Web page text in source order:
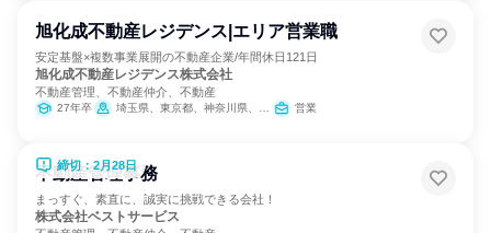
旭化成不動産レジデンス|エリア営業職
安定基盤×複数事業展開の不動産企業/年間休日121日
旭化成不動産レジデンス株式会社
不動産管理、不動産仲介、不動産
27年卒 埼玉県、東京都、神奈川県、愛知県、大阪府 営業
締切：2月28日
不動産管理事務
まっすぐ、素直に、誠実に挑戦できる会社！
株式会社ベストサービス